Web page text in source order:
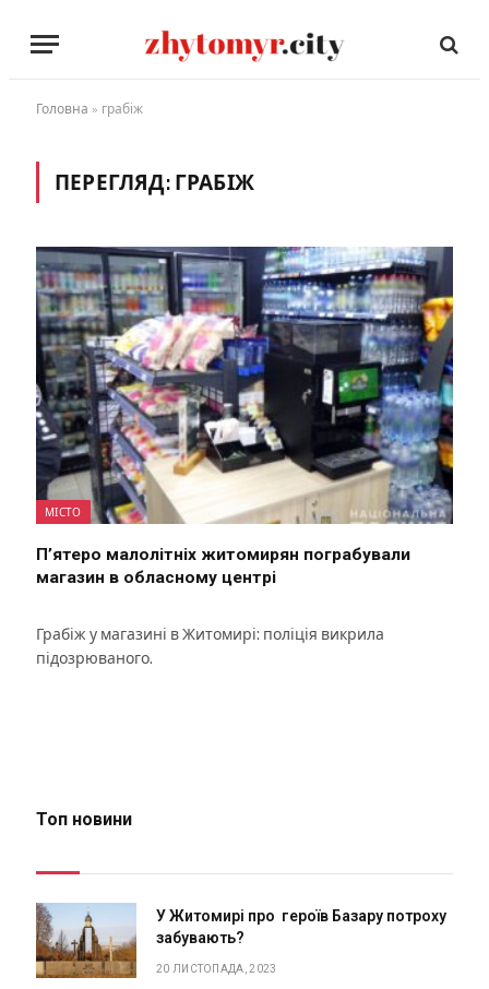
Головна » грабіж
ПЕРЕГЛЯД: ГРАБІЖ
МІСТО
П’ятеро малолітніх житомирян пограбували
магазин в обласному центрі
Грабіж у магазині в Житомирі: поліція викрила
підозрюваного.
Топ новини
У Житомирі про героїв Базару потроху
забувають?
20 ЛИСТОПАДА, 2023